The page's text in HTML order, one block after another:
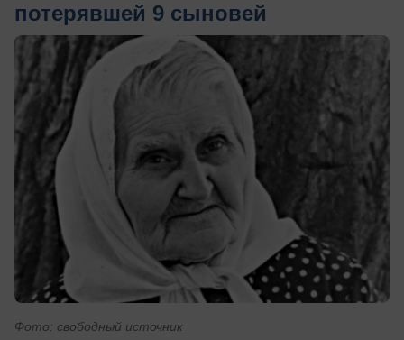
потерявшей 9 сыновей
Фото: свободный источник